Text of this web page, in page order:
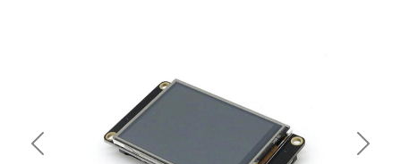
Previous Next